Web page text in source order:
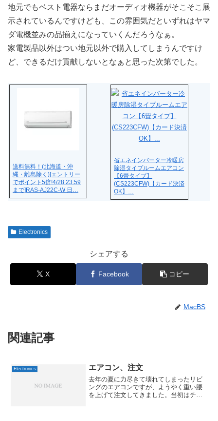
地元でもベスト電器ならまだオーディオ機器がそこそこ展
示されているんですけども、この雰囲気だといずれはヤマ
ダ電機並みの品揃えになっていくんだろうなぁ。
家電製品以外はつい地元以外で購入してしまうんですけ
ど、できるだけ貢献しないとなぁと思った次第でした。
送料無料！(北海道・沖
縄・離島除く)[エントリー
でポイント5倍!4/28 23:59
まで]RAS-AJ22C-W 日…
省エネインバーター冷暖房
除湿タイプルームエアコン
【6畳タイプ】
(CS223CFW)【カード決済
OK】…
Electronics
シェアする
X Facebook コピー
MacBS
関連記事
Electronics エアコン、注文
去年の夏に力尽きて壊れてしまったリビ
ングのエアコンですが、ようやく重い腰
を上げて注文してきました。当初はチラ